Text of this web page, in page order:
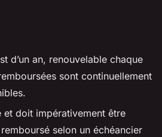
d’un an, renouvelable chaque
sont continuellement
doit impérativement être
selon un échéancier